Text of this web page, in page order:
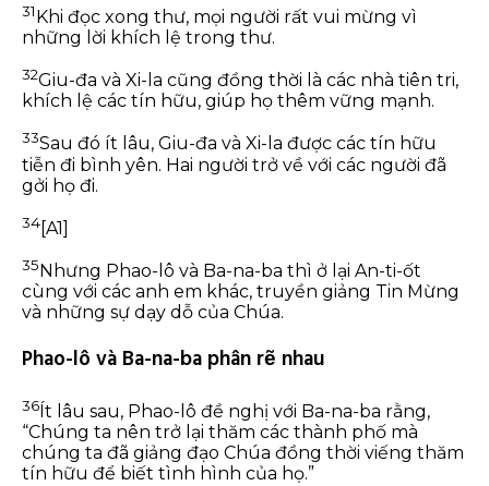
31Khi đọc xong thư, mọi người rất vui mừng vì
những lời khích lệ trong thư.
32Giu-đa và Xi-la cũng đồng thời là các nhà tiên tri,
khích lệ các tín hữu, giúp họ thêm vững mạnh.
33Sau đó ít lâu, Giu-đa và Xi-la được các tín hữu
tiễn đi bình yên. Hai người trở về với các người đã
gởi họ đi.
34[A1]
35 Nhưng Phao-lô và Ba-na-ba thì ở lại An-ti-ốt
cùng với các anh em khác, truyền giảng Tin Mừng
và những sự dạy dỗ của Chúa.
Phao-lô và Ba-na-ba phân rẽ nhau
36 Ít lâu sau, Phao-lô đề nghị với Ba-na-ba rằng,
“Chúng ta nên trở lại thăm các thành phố mà
chúng ta đã giảng đạo Chúa đồng thời viếng thăm
tín hữu để biết tình hình của họ.”